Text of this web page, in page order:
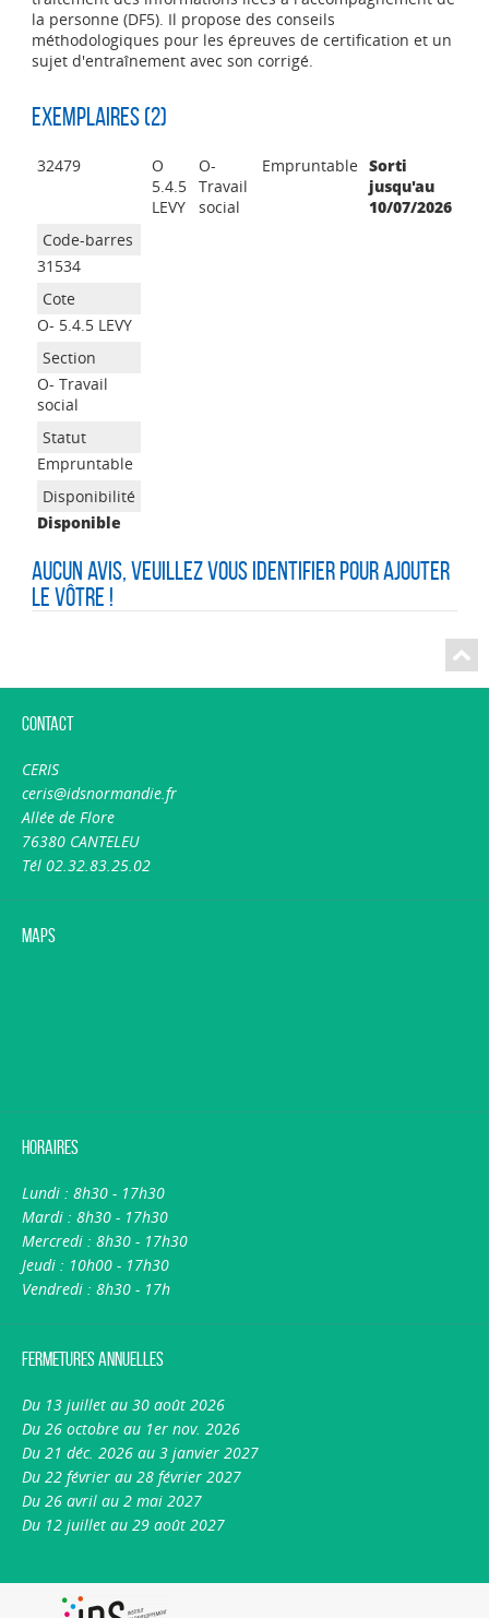
la personne (DF5). Il propose des conseils
méthodologiques pour les épreuves de certification et un
sujet d'entraînement avec son corrigé.
Exemplaires (2)
32479
O
5.4.5
LEVY
O-
Travail
social
Empruntable Sorti
jusqu'au
10/07/2026
31534
O- 5.4.5 LEVY
O- Travail
social
Empruntable
Disponible
Aucun avis, veuillez vous identifier pour ajouter
le vôtre !
Contact
CERIS
ceris@idsnormandie.fr
Allée de Flore
76380 CANTELEU
Tél 02.32.83.25.02
Maps
Horaires
Lundi : 8h30 - 17h30
Mardi : 8h30 - 17h30
Mercredi : 8h30 - 17h30
Jeudi : 10h00 - 17h30
Vendredi : 8h30 - 17h
Fermetures annuelles
Du 13 juillet au 30 août 2026
Du 26 octobre au 1er nov. 2026
Du 21 déc. 2026 au 3 janvier 2027
Du 22 février au 28 février 2027
Du 26 avril au 2 mai 2027
Du 12 juillet au 29 août 2027